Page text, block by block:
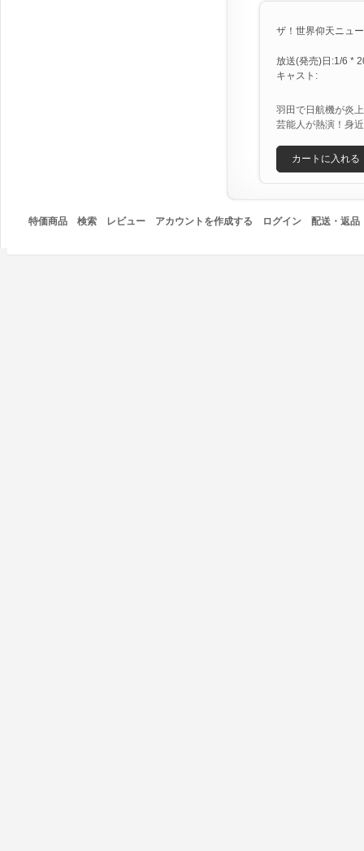
ザ！世界仰天ニュ
放送(発売)日:1/6 *
キャスト:
羽田で日航機が炎
芸能人が熱演！身
カートに入れる
特価商品 検索 レビュー アカウントを作成する ログイン 配送・返品